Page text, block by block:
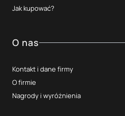
Jak kupować?
O nas
Kontakt i dane firmy
O firmie
Nagrody i wyróżnienia